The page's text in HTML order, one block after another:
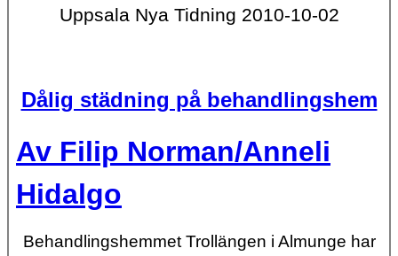
Uppsala Nya Tidning 2010-10-02
Dålig städning på behandlingshem
Av Filip Norman/Anneli
Hidalgo
Behandlingshemmet Trollängen i Almunge har